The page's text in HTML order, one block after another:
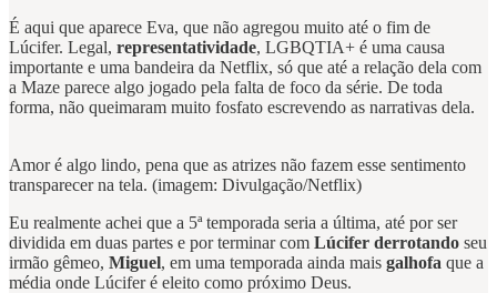
É aqui que aparece Eva, que não agregou muito até o fim de
Lúcifer. Legal, representatividade, LGBQTIA+ é uma causa
importante e uma bandeira da Netflix, só que até a relação dela com
a Maze parece algo jogado pela falta de foco da série. De toda
forma, não queimaram muito fosfato escrevendo as narrativas dela.
Amor é algo lindo, pena que as atrizes não fazem esse sentimento
transparecer na tela. (imagem: Divulgação/Netflix)
Eu realmente achei que a 5ª temporada seria a última, até por ser
dividida em duas partes e por terminar com Lúcifer derrotando seu
irmão gêmeo, Miguel, em uma temporada ainda mais galhofa que a
média onde Lúcifer é eleito como próximo Deus.